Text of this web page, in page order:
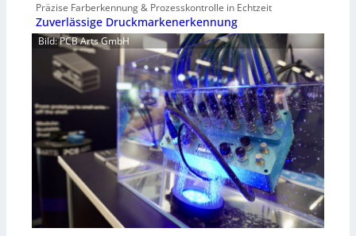
Präzise Farberkennung & Prozesskontrolle in Echtzeit
Zuverlässige Druckmarkenerkennung
Bild: PCB Arts GmbH